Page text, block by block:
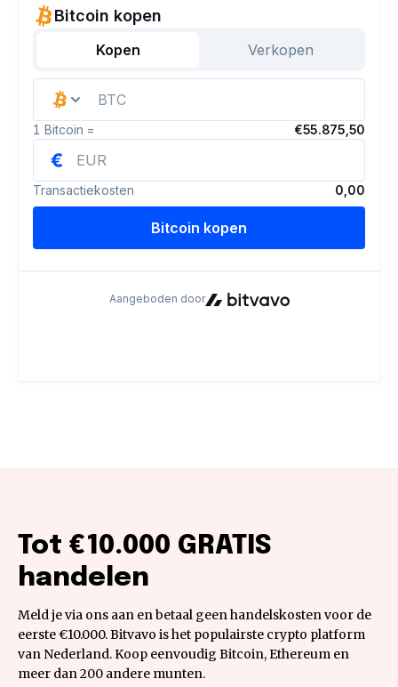
Tot €10.000 GRATIS
handelen
Meld je via ons aan en betaal geen handelskosten voor de
eerste €10.000. Bitvavo is het populairste crypto platform
van Nederland. Koop eenvoudig Bitcoin, Ethereum en
meer dan 200 andere munten.